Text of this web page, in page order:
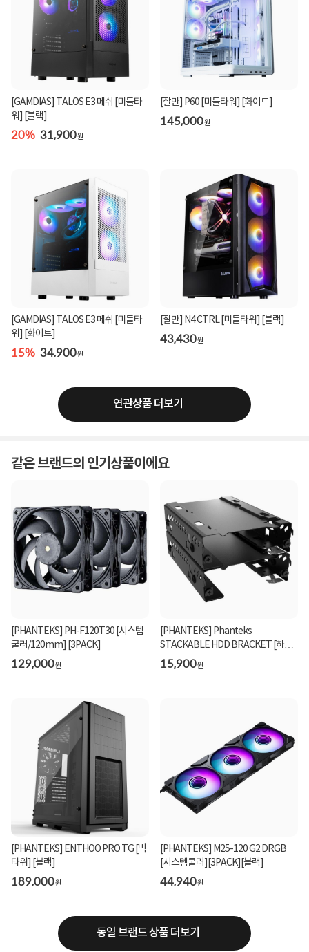
[GAMDIAS] TALOS E3 메쉬 [미들타
워] [블랙]
20% 31,900원
[잘만] P60 [미들타워] [화이트]
145,000원
[GAMDIAS] TALOS E3 메쉬 [미들타
워] [화이트]
15% 34,900원
[잘만] N4 CTRL [미들타워] [블랙]
43,430원
연관상품 더보기
같은 브랜드의 인기상품이에요
[PHANTEKS] PH-F120T30 [시스템
쿨러/120mm] [3PACK]
129,000원
[PHANTEKS] Phanteks
STACKABLE HDD BRACKET [하드
브라켓]
15,900원
[PHANTEKS] ENTHOO PRO TG [빅
타워] [블랙]
189,000원
[PHANTEKS] M25-120 G2 DRGB
[시스템쿨러][3PACK][블랙]
44,940원
동일 브랜드 상품 더보기